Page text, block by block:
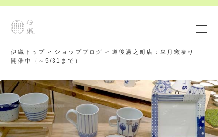
伊織トップ > ショップブログ >道後湯之町店：皐月窯祭り
開催中（～5/31まで）